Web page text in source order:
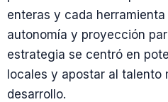
enteras y cada
autonomía y proyección
estrategia se centró en
locales y apostar al talento
desarrollo.